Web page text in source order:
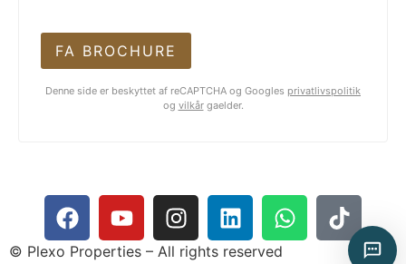
FA BROCHURE
Denne side er beskyttet af reCAPTCHA og Googles privatlivspolitik
og vilkårgaelder.
© Plexo Properties – All rights reserved